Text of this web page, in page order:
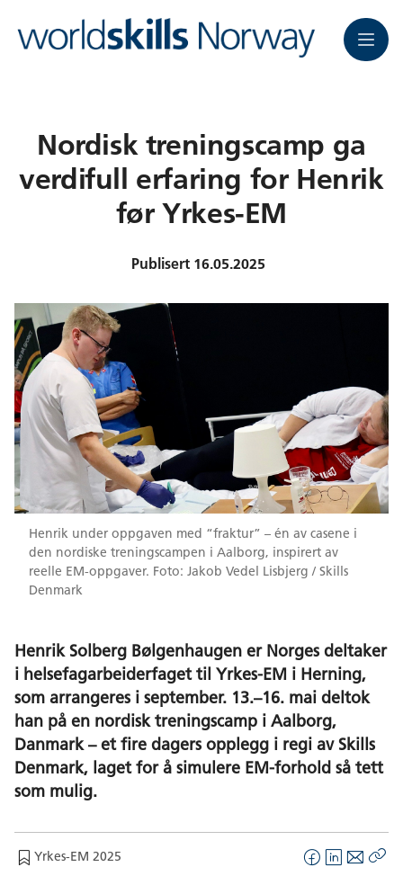
Meny
Nordisk treningscamp ga
verdifull erfaring for Henrik
før Yrkes-EM
Publisert 16.05.2025
Henrik under oppgaven med “fraktur” – én av casene i
den nordiske treningscampen i Aalborg, inspirert av
reelle EM-oppgaver. Foto: Jakob Vedel Lisbjerg / Skills
Denmark
Henrik Solberg Bølgenhaugen er Norges deltaker
i helsefagarbeiderfaget til Yrkes-EM i Herning,
som arrangeres i september. 13.–16. mai deltok
han på en nordisk treningscamp i Aalborg,
Danmark – et fire dagers opplegg i regi av Skills
Denmark, laget for å simulere EM-forhold så tett
som mulig.
Yrkes-EM 2025
F
L
E